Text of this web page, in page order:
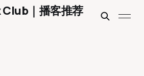
｜播客推荐